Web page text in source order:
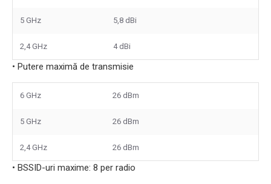
5 GHz 5,8 dBi
2,4 GHz 4 dBi
• Putere maximă de transmisie
6 GHz 26 dBm
5 GHz 26 dBm
2,4 GHz 26 dBm
• BSSID-uri maxime: 8 per radio